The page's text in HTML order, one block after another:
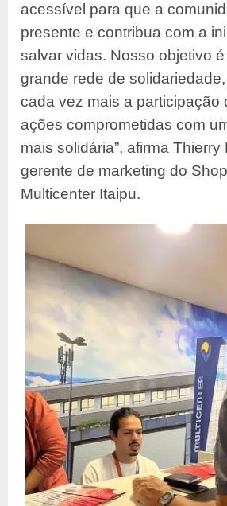
acessível para que a
presente e contribua com a
salvar vidas. Nosso objetivo
grande rede de
cada vez mais a participação
ações comprometidas com
mais solidária”, afirma Thierry
gerente de marketing do
Multicenter Itaipu.